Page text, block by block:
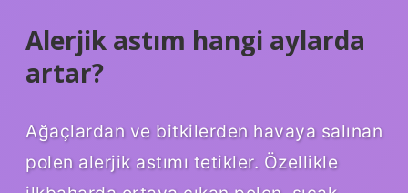
Alerjik astım hangi aylarda
artar?
Ağaçlardan ve bitkilerden havaya salınan
polen alerjik astımı tetikler. Özellikle